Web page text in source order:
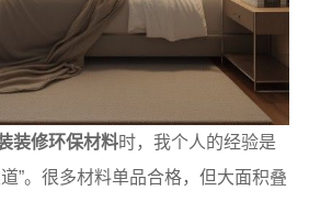
装修环保材料时，我个人的经验是
”。很多材料单品合格，但大面积叠